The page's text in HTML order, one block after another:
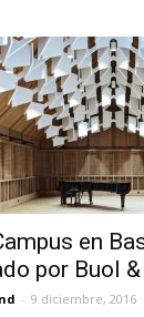
en
por Buol
- 9 diciembre, 2016